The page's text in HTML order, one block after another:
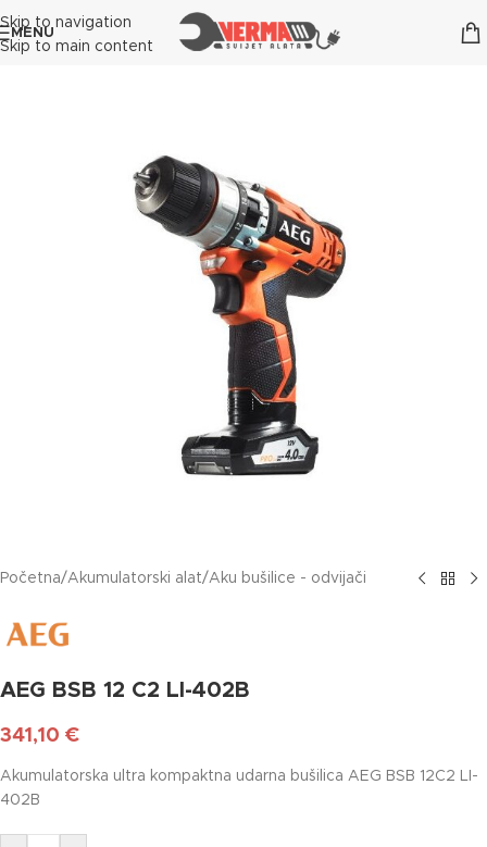
Skip to navigation
Skip to main content
MENU
Početna/Akumulatorski alat/Aku bušilice - odvijači
AEG BSB 12 C2 LI-402B
341,10 €
Akumulatorska ultra kompaktna udarna bušilica AEG BSB 12C2 LI-
402B